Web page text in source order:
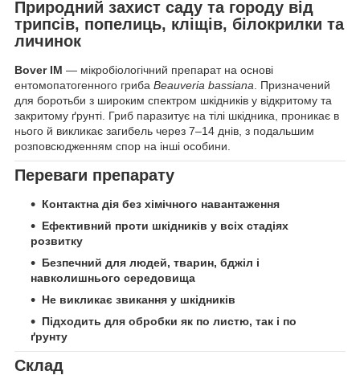
Природний захист саду та городу від
трипсів, попелиць, кліщів, білокрилки та
личинок
Bover IM — мікробіологічний препарат на основі
ентомопатогенного гриба Beauveria bassiana . Призначений
для боротьби з широким спектром шкідників у відкритому та
закритому ґрунті. Гриб паразитує на тілі шкідника, проникає в
нього й викликає загибель через 7–14 днів, з подальшим
розповсюдженням спор на інші особини.
Переваги препарату
Контактна дія без хімічного навантаження
Ефективний проти шкідників у всіх стадіях
розвитку
Безпечний для людей, тварин, бджіл і
навколишнього середовища
Не викликає звикання у шкідників
Підходить для обробки як по листю, так і по
ґрунту
Склад